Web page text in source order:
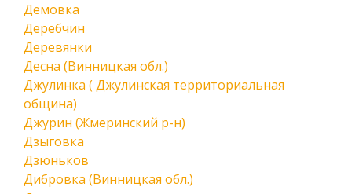
Демовка
Деребчин
Деревянки
Десна (Винницкая обл.)
Джулинка ( Джулинская территориальная
община)
Джурин (Жмеринский р-н)
Дзыговка
Дзюньков
Дибровка (Винницкая обл.)